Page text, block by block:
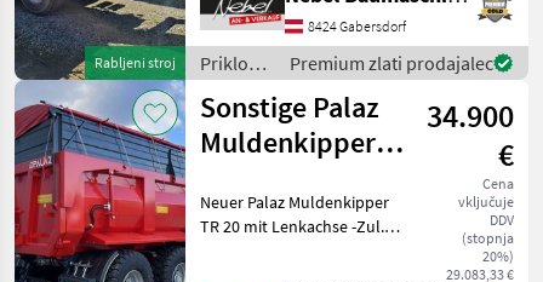
Rabljeni stroj
zadnja plošča, Stransko
hidravlično zaklepanje
Priklopniki Tandem
priklopnik
8424 Gabersdorf
Priklopniki
/
Sonstige
Premium zlati prodajalec
Sonstige Palaz
Muldenkipper
34.900
€
Cena
vključuje
DDV
(stopnja
20%)
29.083,33 €
Neuer Palaz Muldenkipper
TR 20 mit Lenkachse -Zul.